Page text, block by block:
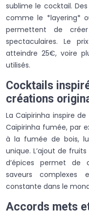
sublime le cocktail.
comme le *layering*
permettent de créer
spectaculaires. Le
atteindre 25€, voire
utilisés.
Cocktails
créations
La Caïpirinha inspire
Caïpirinha fumée, par
à la fumée de bois,
unique. L’ajout de
d’épices permet de
saveurs complexes
constante dans le
Accords mets